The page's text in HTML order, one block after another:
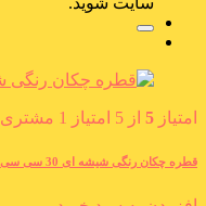
امتیاز 5 از 5 امتیاز 1 مشتری
قطره چکان رنگی شیشه ای 30 سی سی